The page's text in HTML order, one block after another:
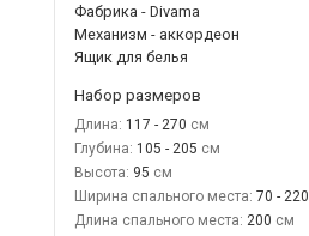
Фабрика - Divama
Механизм - аккордеон
Ящик для белья
Набор размеров
Длина: 117 - 270
Глубина: 105 - 205
Высота: 95
Ширина спального места: 70 - 220
Длина спального места: 200